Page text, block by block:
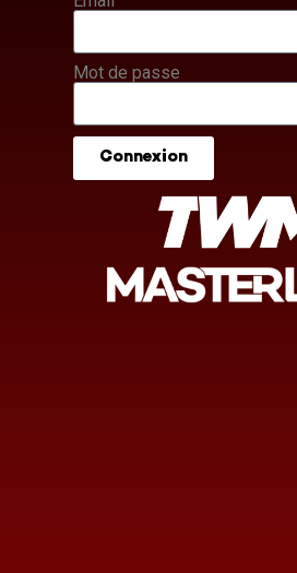
Mot de passe
Connexion